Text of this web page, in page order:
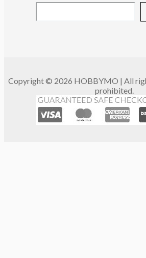
Copyright © 2026 HOBBYMO | All
prohibited.